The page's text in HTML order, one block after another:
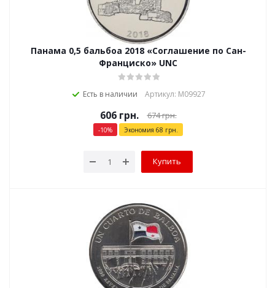
Панама 0,5 бальбоа 2018 «Соглашение по Сан-
Франциско» UNC
Есть в наличии Артикул: М09927
606грн. 674грн.
-10% Экономия 68 грн.
Купить